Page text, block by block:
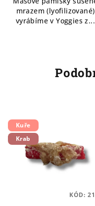
z
5
hvězdiček.
mrazem (lyofilizované)
vyrábíme v Yoggies z...
Kuře
Krab
KÓD: